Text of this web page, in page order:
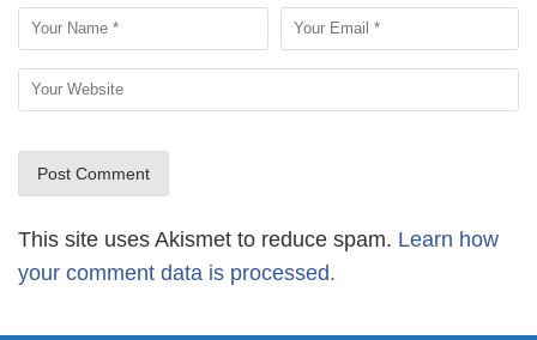
This site uses Akismet to reduce spam. Learn how
your comment data is processed.